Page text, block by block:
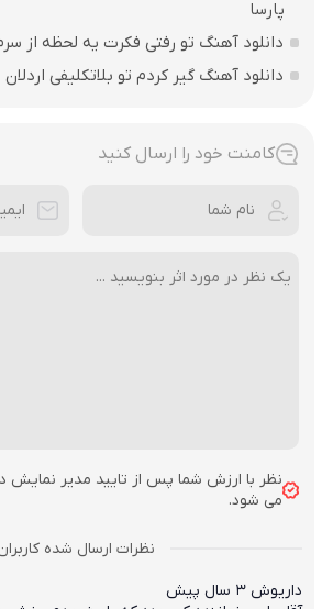
پارسا
دانلود آهنگ تو رفتی فکرت یه لحظه از
دانلود آهنگ گیر کردم تو بلاتکلیفی اردلان
کامنت خود را ارسال کنید
نظر با ارزش شما پس از تایید مدیر نمایش
می شود.
داریوش 3 سال پیش